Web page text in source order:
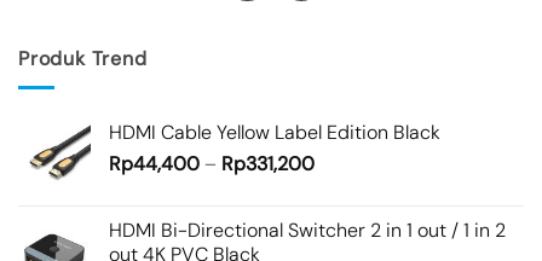
Produk Trend
HDMI Cable Yellow Label Edition Black
Rp44,400– Rp331,200
HDMI Bi-Directional Switcher 2 in 1 out / 1 in 2
out 4K PVC Black